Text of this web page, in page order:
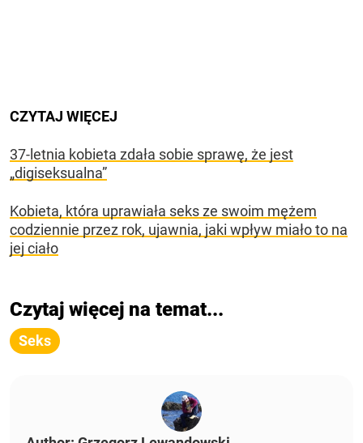
CZYTAJ WIĘCEJ
37-letnia kobieta zdała sobie sprawę, że jest
„digiseksualna”
Kobieta, która uprawiała seks ze swoim mężem
codziennie przez rok, ujawnia, jaki wpływ miało to na
jej ciało
Czytaj więcej na temat...
Seks